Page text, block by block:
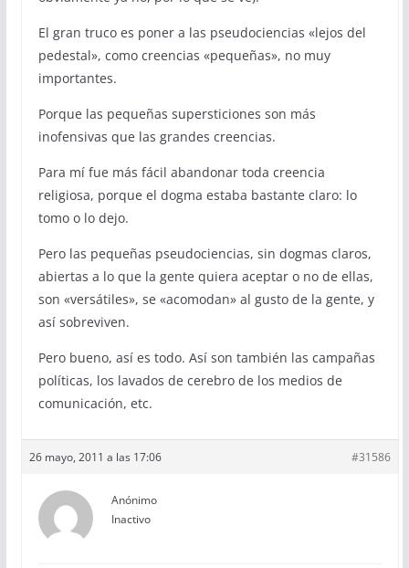
El gran truco es poner a las pseudociencias «lejos del
pedestal», como creencias «pequeñas», no muy
importantes.
Porque las pequeñas supersticiones son más
inofensivas que las grandes creencias.
Para mí fue más fácil abandonar toda creencia
religiosa, porque el dogma estaba bastante claro: lo
tomo o lo dejo.
Pero las pequeñas pseudociencias, sin dogmas claros,
abiertas a lo que la gente quiera aceptar o no de ellas,
son «versátiles», se «acomodan» al gusto de la gente, y
así sobreviven.
Pero bueno, así es todo. Así son también las campañas
políticas, los lavados de cerebro de los medios de
comunicación, etc.
26 mayo, 2011 a las 17:06 #31586
Anónimo
Inactivo